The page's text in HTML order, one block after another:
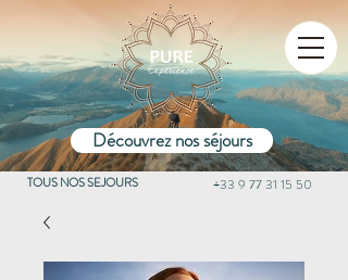
Découvrez nos séjours
+33 9 77 31 15 50
TOUS NOS SEJOURS